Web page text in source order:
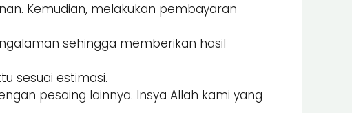
Kemudian, melakukan pembayaran
sehingga memberikan hasil
sesuai estimasi.
pesaing lainnya. Insya Allah kami yang